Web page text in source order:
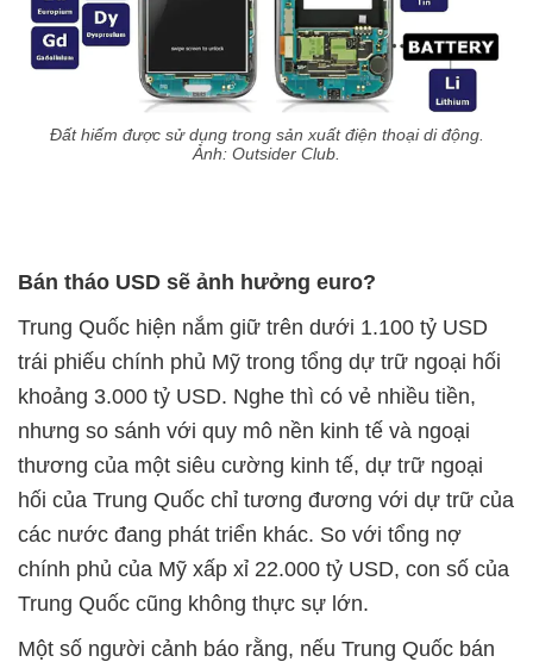
Đất hiếm được sử dụng trong sản xuất điện thoại di động.
Ảnh: Outsider Club.
Bán tháo USD sẽ ảnh hưởng euro?
Trung Quốc hiện nắm giữ trên dưới 1.100 tỷ USD
trái phiếu chính phủ Mỹ trong tổng dự trữ ngoại hối
khoảng 3.000 tỷ USD. Nghe thì có vẻ nhiều tiền,
nhưng so sánh với quy mô nền kinh tế và ngoại
thương của một siêu cường kinh tế, dự trữ ngoại
hối của Trung Quốc chỉ tương đương với dự trữ của
các nước đang phát triển khác. So với tổng nợ
chính phủ của Mỹ xấp xỉ 22.000 tỷ USD, con số của
Trung Quốc cũng không thực sự lớn.
Một số người cảnh báo rằng, nếu Trung Quốc bán